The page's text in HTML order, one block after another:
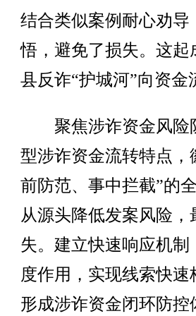
结合类似案例耐心劝
悟，避免了损失。这
县反诈“护城河”向资
聚焦涉诈资金风险
型涉诈资金流转特点，
前防范、事中拦截”的
从源头降低发案风险
失。建立快速响应机
度作用，实现线索快
形成涉诈资金闭环防